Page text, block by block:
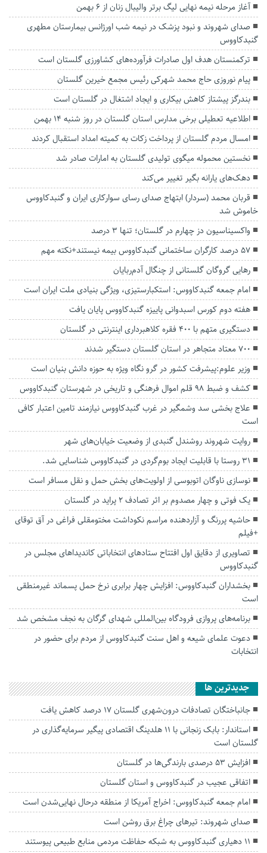
آغاز مرحله نیمه نهایی لیگ برتر والیبال زنان از ۶ بهمن
صدای شهروند و نبود پزشک در نیمه شب اورژانس بیمارستان مطهری
گنبدکاووس
ترکمنستان هدف اول صادرات فرآورده‌های کشاورزی گلستان است
پیام نوروزی حاج محمد شهرکی رئیس مجمع خیرین گلستان
بندرگز پیشتاز کاهش بیکاری و ایجاد اشتغال در گلستان است
اطلاعیه تعطیلی برخی مدارس استان گلستان در روز شنبه ۱۴ بهمن
امسال مردم گلستان از پرداخت زکات به کمیته امداد استقبال کردند
نخستین محموله میگوی تولیدی گلستان به امارات صادر شد
دهک‌های یارانه بگیر تغییر می‌کند‌
قربان محمد (سردار) ابتهاج صدای رسای سوارکاری ایران و گنبدکاووس
خاموش شد
واکسیناسیون دز چهارم در گلستان؛ تنها 3 درصد
۵۷ درصد کارگران ساختمانی گنبدکاووس بیمه نیستند+نکته مهم
رهایی گروگان گلستانی از چنگال آدم‌ربایان
امام جمعه گنبدکاووس: استکبارستیزی، ویژگی بنیادی ملت ایران است
هفته دوم کورس اسبدوانی پاییزه گنبدکاووس پایان یافت
دستگیری متهم با ۴۰۰ فقره کلاهبرداری اینترنتی در گلستان
۷۰۰ معتاد متجاهر در استان گلستان دستگیر شدند
وزیر علوم:پیشرفت کشور در گرو نگاه ویژه به حوزه دانش بنیان است
کشف و ضبط ۹۸ قلم اموال فرهنگی و تاریخی در شهرستان گنبدکاووس
علاج بخشی سد وشمگیر در غرب گنبدکاووس نیازمند تامین اعتبار کافی
است
روایت شهروند روشندل گنبدی از وضعیت خیابان‌های شهر
۳۱ روستا با قابلیت ایجاد بوم‌گردی در گنبدکاووس شناسایی شد.
نوسازی ناوگان اتوبوسی از اولویت‌های بخش حمل و نقل مسافر است
یک فوتی و چهار مصدوم بر اثر تصادف ۲ پراید در گلستان
حاشیه پررنگ و آزاردهنده مراسم نکوداشت مختومقلی فراغی در آق توقای
+فیلم
تصاویری از دقایق اول افتتاح ستادهای انتخاباتی کاندیداهای مجلس در
گنبدکاووس
بخشداران گنبدکاووس: افزایش چهار برابری نرخ حمل پسماند غیرمنطقی
است
برنامه‌های پروازی فرودگاه بین‌المللی شهدای گرگان به نجف مشخص شد
دعوت علمای شیعه و اهل سنت گنبدکاووس از مردم برای حضور در
انتخابات
جديدترين ها
جانباختگان تصادفات درون‌شهری گلستان ۱۷ درصد کاهش یافت
استاندار: بابک زنجانی با ۱۱ هلدینگ اقتصادی پیگیر سرمایه‌گذاری در
گلستان است
افزایش ۵۳ درصدی بارندگی‌ها در گلستان
اتفاقی عجیب در‌ گنبدکاووس و استان گلستان
امام جمعه گنبدکاووس: اخراج آمریکا از منطقه درحال نهایی‌شدن است
صدای شهروند: تیرهای چراغ برق روشن است
۱۱ دهیاری گنبدکاووس به شبکه حفاظت مردمی منابع طبیعی پیوستند